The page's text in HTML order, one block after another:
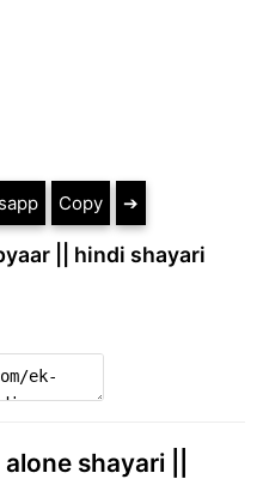
Copy ➔
|| hindi shayari
shayari ||